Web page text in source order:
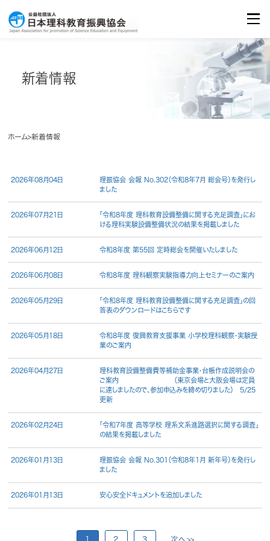
Seminar/Event
新着情報
ホーム 新着情報
2026年08月04日
理振協会 会報 No.302（令和8年7月 総会号）を発行し
ました
2026年07月21日
「令和8年度 理科教育設備整備に関する充足調査」にお
ける理科実験設備整備状況の結果を掲載しました
2026年06月12日 令和8年度 第55回 定時総会を開催いたしました
2026年06月08日 令和8年度 理科観察実験指導力向上セミナーのご案内
2026年05月29日
「令和8年度 理科教育設備整備に関する充足調査」の回
答表のダウンロードはこちらです
2026年05月18日
令和8年度 復興教育支援事業 小学校理科観察・実験授
業のご案内
2026年04月27日
理科教育設備整備費等補助金事業・台帳作成説明会の
ご案内 （東京会場と大阪会場は定員
に達しましたので、参加申込みを締め切りました） 5/25
更新
2026年02月24日
「令和7年度 高等学校 理系文系進路選択に関する調査」
の結果を掲載しました
2026年01月13日
理振協会 会報 No.301（令和8年1月 新年号）を発行し
ました
2026年01月13日 安心安全ドキュメントを追加しました